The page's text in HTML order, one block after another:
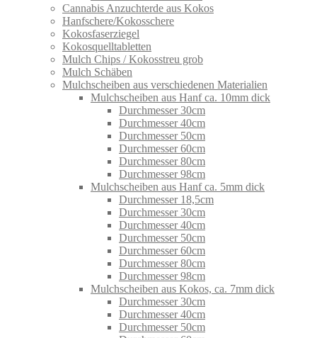
Cannabis Anzuchterde aus Kokos
Hanfschere/Kokosschere
Kokosfaserziegel
Kokosquelltabletten
Mulch Chips / Kokosstreu grob
Mulch Schäben
Mulchscheiben aus verschiedenen Materialien
Mulchscheiben aus Hanf ca. 10mm dick
Durchmesser 30cm
Durchmesser 40cm
Durchmesser 50cm
Durchmesser 60cm
Durchmesser 80cm
Durchmesser 98cm
Mulchscheiben aus Hanf ca. 5mm dick
Durchmesser 18,5cm
Durchmesser 30cm
Durchmesser 40cm
Durchmesser 50cm
Durchmesser 60cm
Durchmesser 80cm
Durchmesser 98cm
Mulchscheiben aus Kokos, ca. 7mm dick
Durchmesser 30cm
Durchmesser 40cm
Durchmesser 50cm